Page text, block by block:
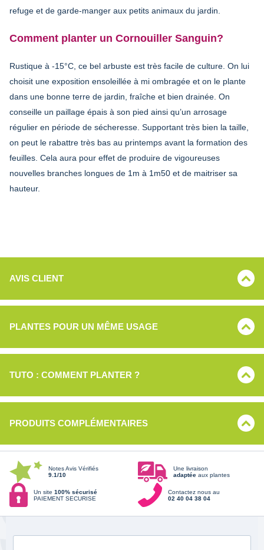
refuge et de garde-manger aux petits animaux du jardin.
Comment planter un Cornouiller Sanguin?
Rustique à -15°C, ce bel arbuste est très facile de culture. On lui
choisit une exposition ensoleillée à mi ombragée et on le plante
dans une bonne terre de jardin, fraîche et bien drainée. On
conseille un paillage épais à son pied ainsi qu’un arrosage
régulier en période de sécheresse. Supportant très bien la taille,
on peut le rabattre très bas au printemps avant la formation des
feuilles. Cela aura pour effet de produire de vigoureuses
nouvelles branches longues de 1m à 1m50 et de maitriser sa
hauteur.
AVIS CLIENT
PLANTES POUR UN MÊME USAGE
TUTO : COMMENT PLANTER ?
PRODUITS COMPLÉMENTAIRES
Notes Avis Vérifiés
9.1/10
Une livraison
adaptée aux plantes
Un site 100% sécurisé
PAIEMENT SECURISE
Contactez nous au
02 40 04 38 04